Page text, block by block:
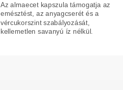
Az almaecet kapszula támogatja az
emésztést, az anyagcserét és a
vércukorszint szabályozását,
kellemetlen savanyú íz nélkül.